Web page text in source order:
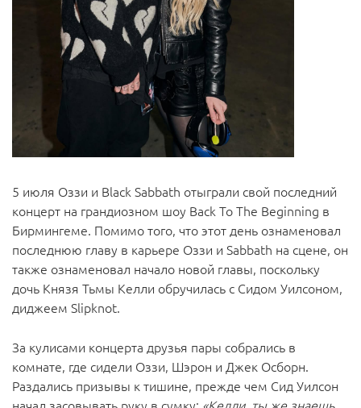
5 июля Оззи и Black Sabbath отыграли свой последний
концерт на грандиозном шоу Back To The Beginning в
Бирмингеме. Помимо того, что этот день ознаменовал
последнюю главу в карьере Оззи и Sabbath на сцене, он
также ознаменовал начало новой главы, поскольку
дочь Князя Тьмы Келли обручилась с Сидом Уилсоном,
диджеем Slipknot.
За кулисами концерта друзья пары собрались в
комнате, где сидели Оззи, Шэрон и Джек Осборн.
Раздались призывы к тишине, прежде чем Сид Уилсон